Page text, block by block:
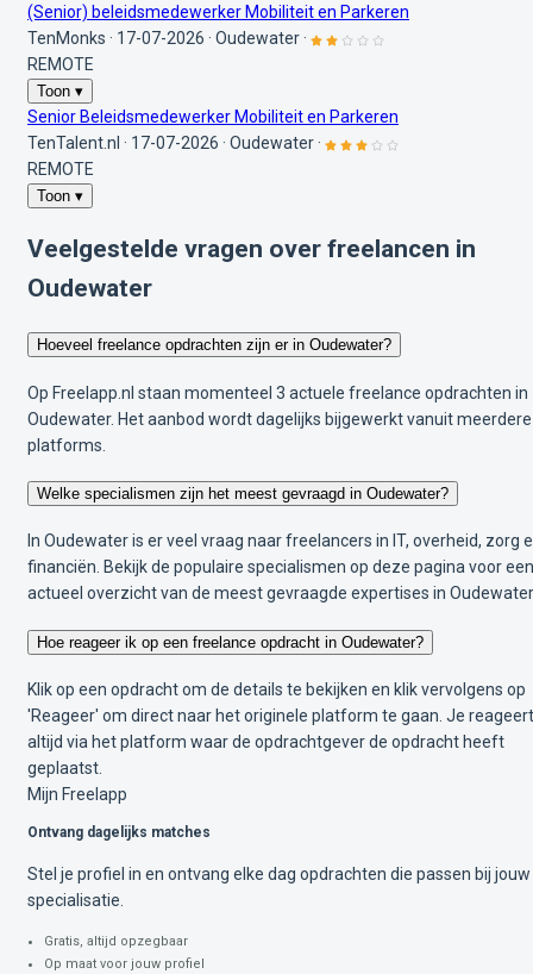
(Senior) beleidsmedewerker Mobiliteit en Parkeren
TenMonks · 17-07-2026 · Oudewater ·
REMOTE
Toon ▾
Senior Beleidsmedewerker Mobiliteit en Parkeren
TenTalent.nl · 17-07-2026 · Oudewater ·
REMOTE
Toon ▾
Veelgestelde vragen over freelancen in
Oudewater
Hoeveel freelance opdrachten zijn er in Oudewater?
Op Freelapp.nl staan momenteel 3 actuele freelance opdrachten in
Oudewater. Het aanbod wordt dagelijks bijgewerkt vanuit meerdere
platforms.
Welke specialismen zijn het meest gevraagd in Oudewater?
In Oudewater is er veel vraag naar freelancers in IT, overheid, zorg
financiën. Bekijk de populaire specialismen op deze pagina voor een
actueel overzicht van de meest gevraagde expertises in
Hoe reageer ik op een freelance opdracht in Oudewater?
Klik op een opdracht om de details te bekijken en klik vervolgens op
'Reageer' om direct naar het originele platform te gaan. Je reageert
altijd via het platform waar de opdrachtgever de opdracht heeft
geplaatst.
Mijn Freelapp
Ontvang dagelijks matches
Stel je profiel in en ontvang elke dag opdrachten die passen bij jouw
specialisatie.
Gratis, altijd opzegbaar
Op maat voor jouw profiel